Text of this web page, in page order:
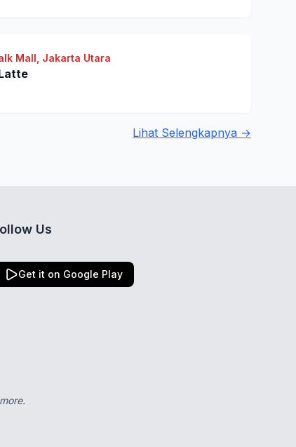
Mall, Jakarta Utara
Lihat Selengkapnya →
Us
Get it on Google Play